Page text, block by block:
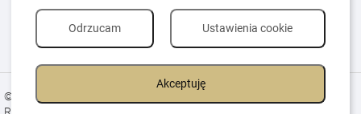
© 2026 All Rights Reserved.
Realizacja
Akceptuję
Ustawienia cookie
Odrzucam